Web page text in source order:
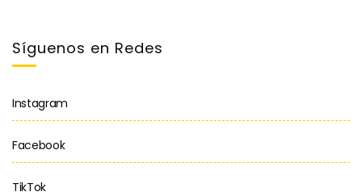
Síguenos en Redes
Instagram
Facebook
TikTok